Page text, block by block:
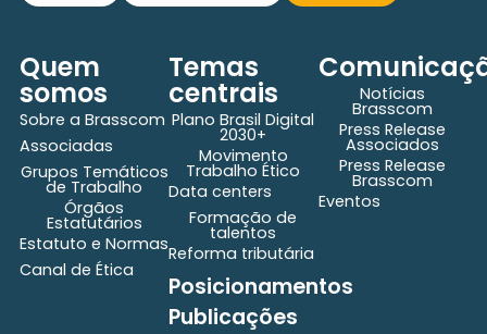
Quem
somos
Sobre a Brasscom
Associadas
Grupos Temáticos
de Trabalho
Órgãos
Estatutários
Estatuto e Normas
Canal de Ética
Temas
centrais
Plano Brasil Digital
2030+
Movimento
Trabalho Ético
Data centers
Formação de
talentos
Reforma tributária
Posicionamentos
Publicações
Notícias
Brasscom
Press Release
Associados
Press Release
Brasscom
Eventos